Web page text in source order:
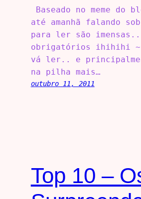
Baseado no meme
até amanhã falando
para ler são
obrigatórios ihihihi ~
vá ler.. e
na pilha mais…
outubro 11, 2011
Top 10 –